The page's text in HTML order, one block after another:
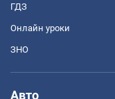
ГДЗ
Онлайн уроки
ЗНО
Авто